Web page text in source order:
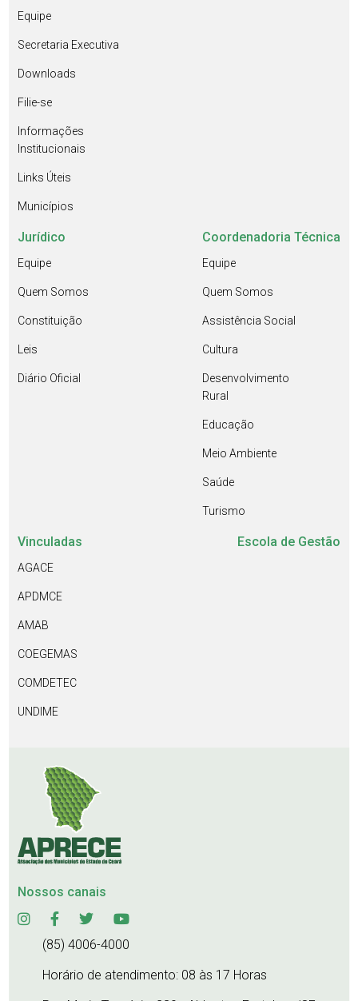
Equipe
Secretaria Executiva
Downloads
Filie-se
Informações
Institucionais
Links Úteis
Municípios
Jurídico
Equipe
Quem Somos
Constituição
Leis
Diário Oficial
Coordenadoria Técnica
Equipe
Quem Somos
Assistência Social
Cultura
Desenvolvimento
Rural
Educação
Meio Ambiente
Saúde
Turismo
Vinculadas
AGACE
APDMCE
AMAB
COEGEMAS
COMDETEC
UNDIME
Escola de Gestão
Nossos canais
(85) 4006-4000
Horário de atendimento: 08 às 17 Horas